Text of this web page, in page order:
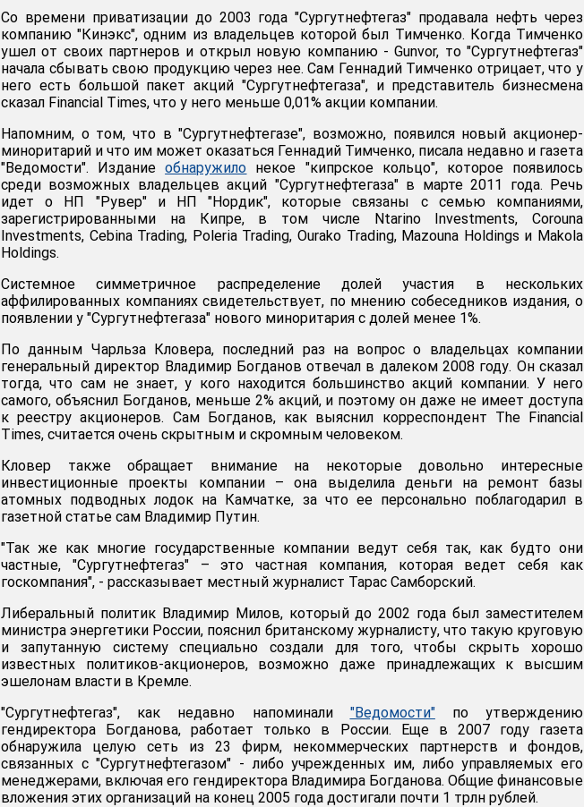
Со времени приватизации до 2003 года "Сургутнефтегаз" продавала нефть через
компанию "Кинэкс", одним из владельцев которой был Тимченко. Когда Тимченко
ушел от своих партнеров и открыл новую компанию - Gunvor, то "Сургутнефтегаз"
начала сбывать свою продукцию через нее. Сам Геннадий Тимченко отрицает, что у
него есть большой пакет акций "Сургутнефтегаза", и представитель бизнесмена
сказал Financial Times, что у него меньше 0,01% акции компании.
Напомним, о том, что в "Сургутнефтегазе", возможно, появился новый акционер-
миноритарий и что им может оказаться Геннадий Тимченко, писала недавно и газета
"Ведомости". Изданиеобнаружило некое "кипрское кольцо", которое появилось
среди возможных владельцев акций "Сургутнефтегаза" в марте 2011 года. Речь
идет о НП "Рувер" и НП "Нордик", которые связаны с семью компаниями,
зарегистрированными на Кипре, в том числе Ntarino Investments, Corouna
Investments, Cebina Trading, Poleria Trading, Ourako Trading, Mazouna Holdings и Makola
Holdings.
Системное симметричное распределение долей участия в нескольких
аффилированных компаниях свидетельствует, по мнению собеседников издания, о
появлении у "Сургутнефтегаза" нового миноритария с долей менее 1%.
По данным Чарльза Кловера, последний раз на вопрос о владельцах компании
генеральный директор Владимир Богданов отвечал в далеком 2008 году. Он сказал
тогда, что сам не знает, у кого находится большинство акций компании. У него
самого, объяснил Богданов, меньше 2% акций, и поэтому он даже не имеет доступа
к реестру акционеров. Сам Богданов, как выяснил корреспондент The Financial
Times, считается очень скрытным и скромным человеком.
Кловер также обращает внимание на некоторые довольно интересные
инвестиционные проекты компании – она выделила деньги на ремонт базы
атомных подводных лодок на Камчатке, за что ее персонально поблагодарил в
газетной статье сам Владимир Путин.
"Так же как многие государственные компании ведут себя так, как будто они
частные, "Сургутнефтегаз" – это частная компания, которая ведет себя как
госкомпания", - рассказывает местный журналист Тарас Самборский.
Либеральный политик Владимир Милов, который до 2002 года был заместителем
министра энергетики России, пояснил британскому журналисту, что такую круговую
и запутанную систему специально создали для того, чтобы скрыть хорошо
известных политиков-акционеров, возможно даже принадлежащих к высшим
эшелонам власти в Кремле.
"Сургутнефтегаз", как недавно напоминали "Ведомости"по утверждению
гендиректора Богданова, работает только в России. Еще в 2007 году газета
обнаружила целую сеть из 23 фирм, некоммерческих партнерств и фондов,
связанных с "Сургутнефтегазом" - либо учрежденных им, либо управляемых его
менеджерами, включая его гендиректора Владимира Богданова. Общие финансовые
вложения этих организаций на конец 2005 года достигали почти 1 трлн рублей.